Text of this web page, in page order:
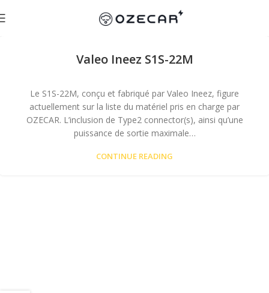
Valeo Ineez S1S-22M
Le S1S-22M, conçu et fabriqué par Valeo Ineez, figure
actuellement sur la liste du matériel pris en charge par
OZECAR. L’inclusion de Type2 connector(s), ainsi qu’une
puissance de sortie maximale…
CONTINUE READING